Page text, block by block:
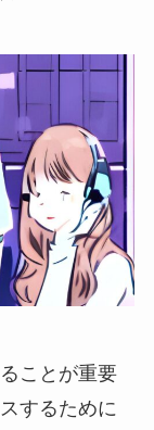
ことが重要
するために